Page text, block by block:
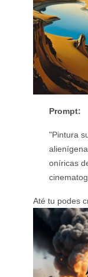
Prompt:
"Pintura
oníricas
Até tu podes